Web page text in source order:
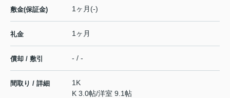
敷金(保証金) 1ヶ月(-)
礼金 1ヶ月
償却 / 敷引 - / -
間取り / 詳細
1K
K 3.0帖/洋室 9.1帖